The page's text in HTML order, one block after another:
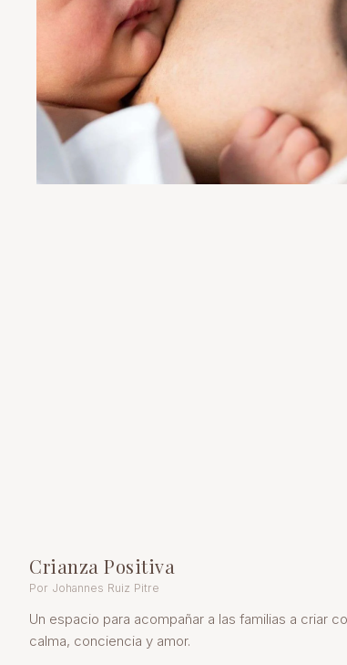
Crianza Positiva
Por Johannes Ruiz Pitre
Un espacio para acompañar a las familias a criar
calma, conciencia y amor.